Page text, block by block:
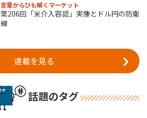
言葉からひも解くマーケット
第206回「米介入容認」実像とドル円の防衛
線
連載を見る
話題のタグ